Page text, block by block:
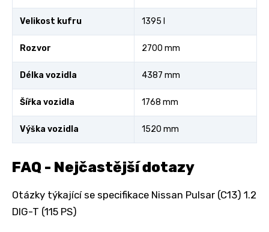
Velikost kufru 1395 l
Rozvor 2700 mm
Délka vozidla 4387 mm
Šířka vozidla 1768 mm
Výška vozidla 1520 mm
FAQ - Nejčastější dotazy
Otázky týkající se specifikace Nissan Pulsar (C13) 1.2
DIG-T (115 PS)